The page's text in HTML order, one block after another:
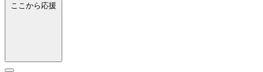
ここから応援